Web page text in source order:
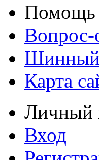
Помощь
Вопрос-
Шинный
Карта
Личный
Вход